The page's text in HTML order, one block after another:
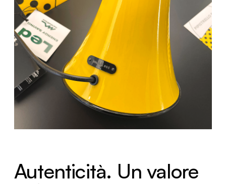
Autenticità. Un valore